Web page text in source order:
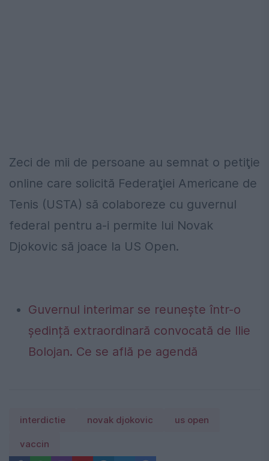
Zeci de mii de persoane au semnat o petiţie
online care solicită Federaţiei Americane de
Tenis (USTA) să colaboreze cu guvernul
federal pentru a-i permite lui Novak
Djokovic să joace la US Open.
Guvernul interimar se reunește într-o
ședință extraordinară convocată de Ilie
Bolojan. Ce se află pe agendă
interdictie novak djokovic us open
vaccin